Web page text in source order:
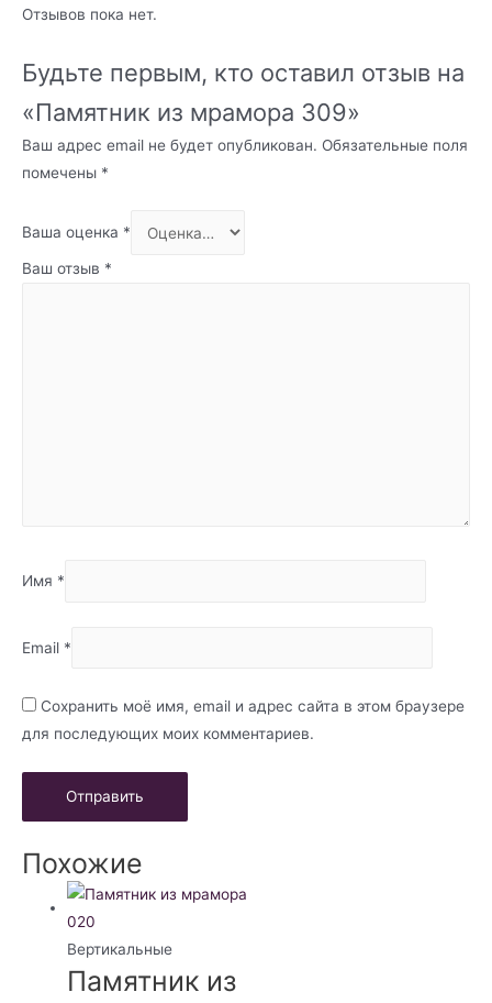
Отзывов пока нет.
Будьте первым, кто оставил отзыв на
«Памятник из мрамора 309»
Ваш адрес email не будет опубликован. Обязательные поля
помечены *
Ваша оценка *
Ваш отзыв *
Имя *
Email *
Сохранить моё имя, email и адрес сайта в этом браузере
для последующих моих комментариев.
Похожие
Вертикальные
Памятник из